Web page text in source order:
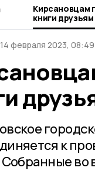
Кирсановцам
книги
14 февраля 2023, 08:49
к
Собранные